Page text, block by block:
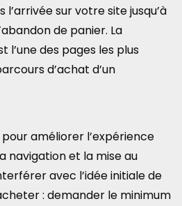
sur votre site jusqu’à
de panier. La
l’une des pages les plus
d’achat d’un
améliorer l’expérience
navigation et la mise au
avec l’idée initiale de
: demander le minimum